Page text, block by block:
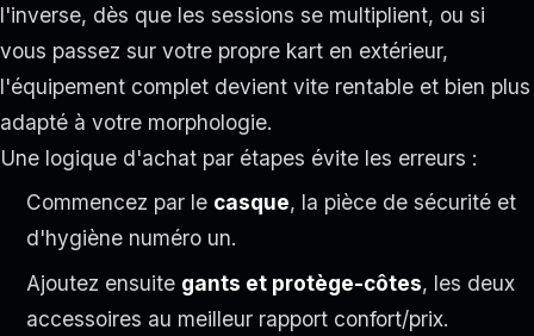
l'inverse, dès que les sessions se multiplient, ou si
vous passez sur votre propre kart en extérieur,
l'équipement complet devient vite rentable et bien plus
adapté à votre morphologie.
Une logique d'achat par étapes évite les erreurs :
Commencez par le casque, la pièce de sécurité et
d'hygiène numéro un.
Ajoutez ensuite gants et protège-côtes, les deux
accessoires au meilleur rapport confort/prix.